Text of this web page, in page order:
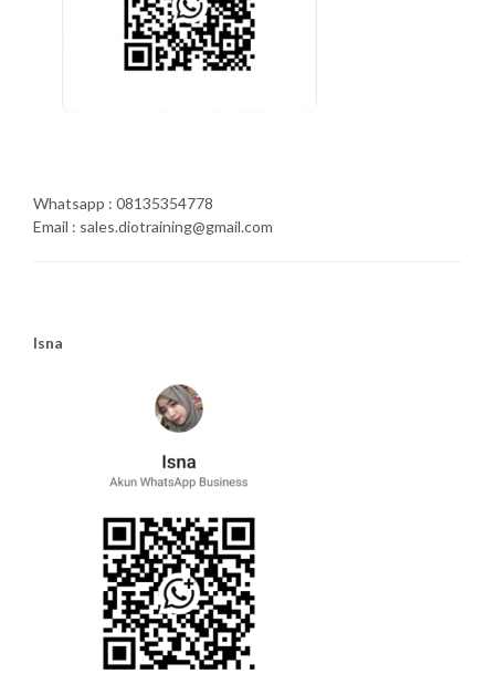
Whatsapp : 08135354778
Email : sales.diotraining@gmail.com
Isna